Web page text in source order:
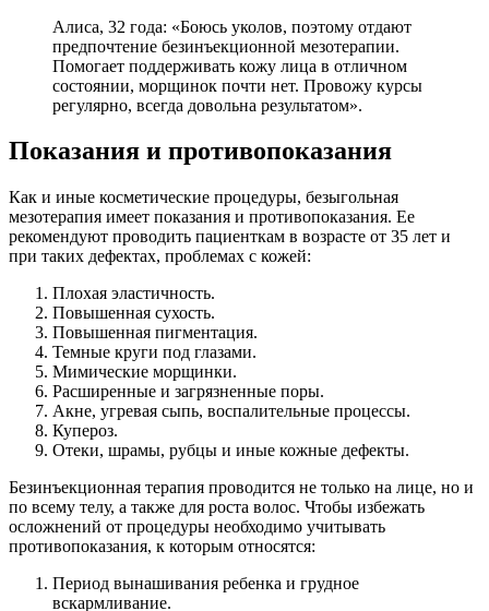
Алиса, 32 года: «Боюсь уколов, поэтому отдают
предпочтение безинъекционной мезотерапии.
Помогает поддерживать кожу лица в отличном
состоянии, морщинок почти нет. Провожу курсы
регулярно, всегда довольна результатом».
Показания и противопоказания
Как и иные косметические процедуры, безыгольная
мезотерапия имеет показания и противопоказания. Ее
рекомендуют проводить пациенткам в возрасте от 35 лет и
при таких дефектах, проблемах с кожей:
Плохая эластичность.
Повышенная сухость.
Повышенная пигментация.
Темные круги под глазами.
Мимические морщинки.
Расширенные и загрязненные поры.
Акне, угревая сыпь, воспалительные процессы.
Купероз.
Отеки, шрамы, рубцы и иные кожные дефекты.
Безинъекционная терапия проводится не только на лице, но и
по всему телу, а также для роста волос. Чтобы избежать
осложнений от процедуры необходимо учитывать
противопоказания, к которым относятся:
Период вынашивания ребенка и грудное
вскармливание.